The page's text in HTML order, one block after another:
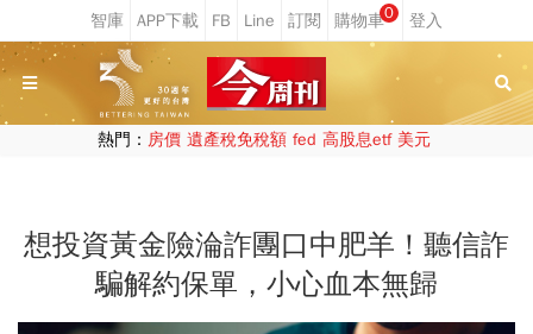
0
熱門： 房價 遺產稅免稅額 fed 高股息etf 美元
想投資黃金險淪詐團口中肥羊！聽信詐
騙解約保單，小心血本無歸